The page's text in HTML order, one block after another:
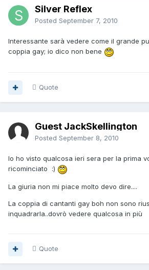
Silver Reflex
Posted September 7, 2010
Interessante sarà vedere come il grande
coppia gay; io dico non bene
Quote
Guest JackSkellington
Posted September 8, 2010
Io ho visto qualcosa ieri sera per la prima
ricominciato :)
La giuria non mi piace molto devo dire....
La coppia di cantanti gay boh non sono
inquadrarla..dovrò vedere qualcosa in più
Quote